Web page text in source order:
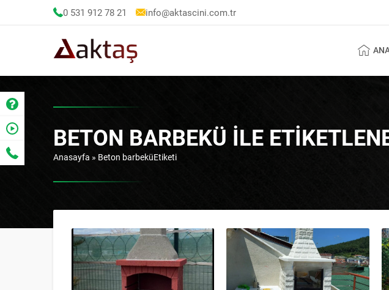
0 531 912 78 21 info@aktascini.com.tr
BETON BARBEKÜ ILE
Anasayfa » Beton barbeküEtiketi